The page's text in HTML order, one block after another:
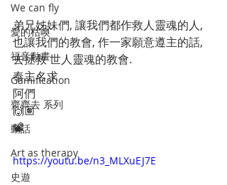
We can fly
愛的枯喚
福音動畫
Gamification
齊齊去 系列
動話
Art as therapy
史遊
弟兄姊妹們, 讓我們都作救人靈魂的人,
也讓我們的教會, 作一家願意遵主的話,
去拯救 世人靈魂的教會.
奉主名求
阿們
🙌🏽
📽
https://youtu.be/n3_MLXuEJ7E